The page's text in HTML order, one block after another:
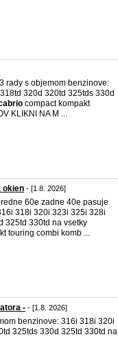
3 rady s objemom benzinove:
320d 320td 325tds 330d
compact kompakt
KLIKNI NA M ...
okien - [1.8. 2026]
60e zadne 40e pasuje
318i 320i 323i 325i 328i
325td 330td na vsetky
touring combi komb ...
- - [1.8. 2026]
benzinove: 316i 318i 320i
325tds 330d 325td 330td na